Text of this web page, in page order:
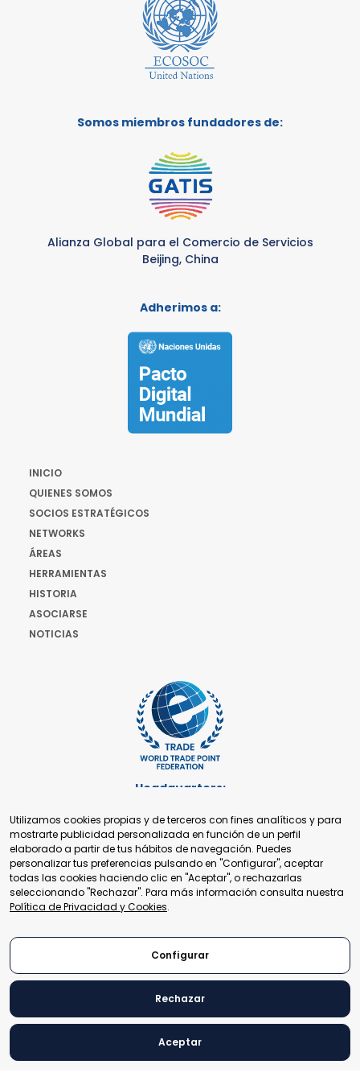
Somos miembros fundadores de:
Alianza Global para el Comercio de Servicios
Beijing, China
Adherimos a:
INICIO
QUIENES SOMOS
SOCIOS ESTRATÉGICOS
NETWORKS
ÁREAS
HERRAMIENTAS
HISTORIA
ASOCIARSE
NOTICIAS
Headquarters:
+41 22 321 93 88
secretariat@tradepoint.org
Secretariado:
Building 16-17, Area 3, Fangxingyuan. Fengtai District 100078
Beijing, P.R. China
+86-010-87153582
reservados.
Utilizamos cookies propias y de terceros con fines analíticos y para
mostrarte publicidad personalizada en función de un perfil
elaborado a partir de tus hábitos de navegación. Puedes
personalizar tus preferencias pulsando en "Configurar", aceptar
todas las cookies haciendo clic en "Aceptar", o rechazarlas
seleccionando "Rechazar". Para más información consulta nuestra
Política de Privacidad y Cookies.
Configurar
Rechazar
Aceptar